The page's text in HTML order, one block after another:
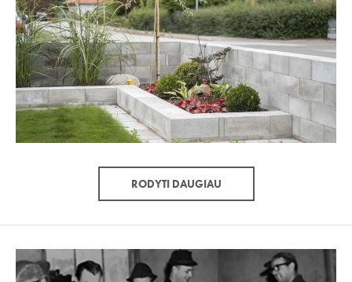
RODYTI DAUGIAU